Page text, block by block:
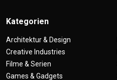
Kategorien
Architektur & Design
Creative Industries
Filme & Serien
Games & Gadgets